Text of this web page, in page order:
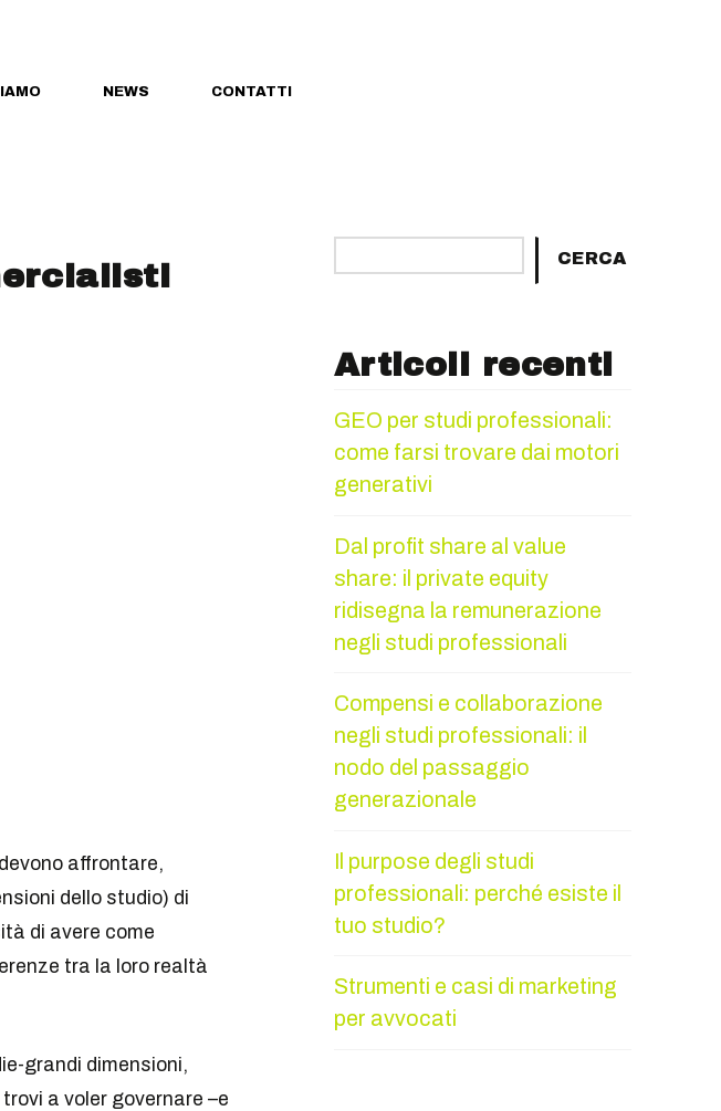
NEWS CONTATTI
affrontare,
dello studio) di
di avere come
tra la loro realtà
grandi dimensioni,
a voler governare –e
CERCA
Articoli recenti
GEO per studi professionali:
come farsi trovare dai motori
generativi
Dal profit share al value
share: il private equity
ridisegna la remunerazione
negli studi professionali
Compensi e collaborazione
negli studi professionali: il
nodo del passaggio
generazionale
Il purpose degli studi
professionali: perché esiste il
tuo studio?
Strumenti e casi di marketing
per avvocati